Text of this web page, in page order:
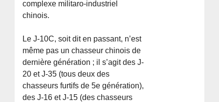
complexe militaro-industriel
chinois.
Le J-10C, soit dit en passant, n’est
même pas un chasseur chinois de
dernière génération ; il s’agit des J-
20 et J-35 (tous deux des
chasseurs furtifs de 5e génération),
des J-16 et J-15 (des chasseurs